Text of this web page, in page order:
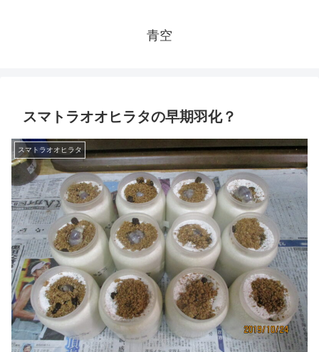
青空
スマトラオオヒラタの早期羽化？
スマトラオオヒラタ